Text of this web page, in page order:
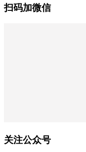
扫码加微信
关注公众号